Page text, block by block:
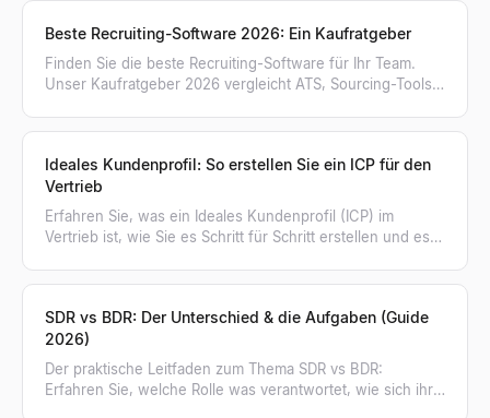
Beste Recruiting-Software 2026: Ein Kaufratgeber
Finden Sie die beste Recruiting-Software für Ihr Team.
Unser Kaufratgeber 2026 vergleicht ATS, Sourcing-Tools,
Ideales Kundenprofil: So erstellen Sie ein ICP für den
Vertrieb
Erfahren Sie, was ein Ideales Kundenprofil (ICP) im
Vertrieb ist, wie Sie es Schritt für Schritt erstellen und es
SDR vs BDR: Der Unterschied & die Aufgaben (Guide
2026)
Der praktische Leitfaden zum Thema SDR vs BDR:
Erfahren Sie, welche Rolle was verantwortet, wie sich ihre